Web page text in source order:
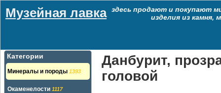
Музейная лавка
здесь продают и покупают
изделия из камня,
Данбурит,
головой
Категории
Минералы и породы 1393
Окаменелости 1117